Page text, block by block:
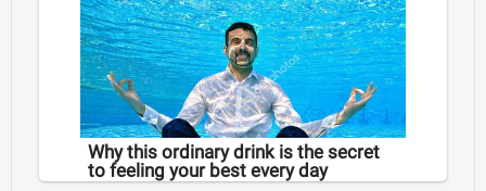
Why this ordinary drink is the secret
to feeling your best every day